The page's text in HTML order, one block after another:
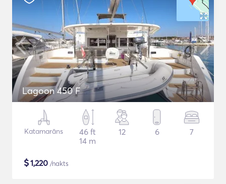
Lagoon 450 F
Katamarāns
46 ft
14 m
12 6 7
$1,220 /nakts